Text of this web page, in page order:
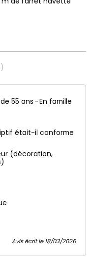
)
55 ans
En famille
était-il conforme
(décoration,
Avis écrit le 18/03/2026